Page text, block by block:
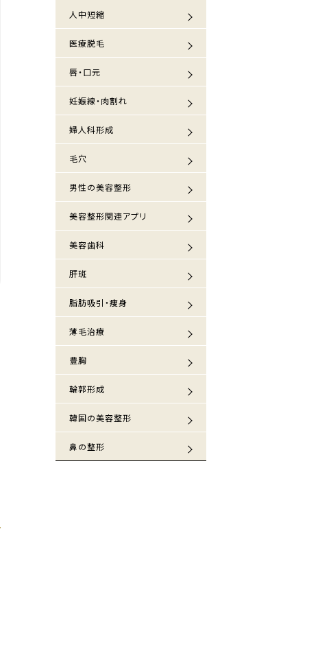
人中短縮
医療脱毛
唇・口元
妊娠線・肉割れ
婦人科形成
毛穴
男性の美容整形
美容整形関連アプリ
美容歯科
肝斑
脂肪吸引・痩身
薄毛治療
豊胸
輪郭形成
韓国の美容整形
鼻の整形